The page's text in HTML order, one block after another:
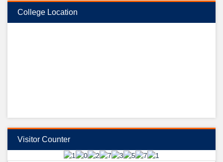
শুভেচ্ছা ও অভিনন্দন-
College Location
Visitor Counter